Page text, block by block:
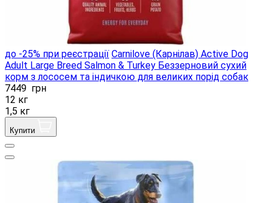
до -25% при реєстрації Carnilove (Карнілав) Active Dog
Adult Large Breed Salmon & Turkey Беззерновий сухий
корм з лососем та індичкою ​​для великих порід собак
7449 грн
12 кг
1,5 кг
Купити